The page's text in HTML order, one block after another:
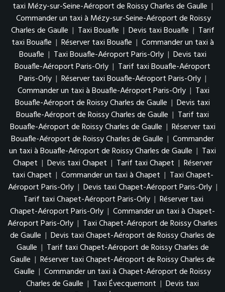
taxi Mézy-sur-Seine-Aéroport de Roissy Charles de Gaulle |
Commander un taxi à Mézy-sur-Seine-Aéroport de Roissy
Charles de Gaulle | Taxi Bouafle | Devis taxi Bouafle | Tarif
taxi Bouafle | Réserver taxi Bouafle | Commander un taxi à
Bouafle | Taxi Bouafle-Aéroport Paris-Orly | Devis taxi
Bouafle-Aéroport Paris-Orly | Tarif taxi Bouafle-Aéroport
Paris-Orly | Réserver taxi Bouafle-Aéroport Paris-Orly |
Commander un taxi à Bouafle-Aéroport Paris-Orly | Taxi
Bouafle-Aéroport de Roissy Charles de Gaulle | Devis taxi
Bouafle-Aéroport de Roissy Charles de Gaulle | Tarif taxi
Bouafle-Aéroport de Roissy Charles de Gaulle | Réserver taxi
Bouafle-Aéroport de Roissy Charles de Gaulle | Commander
un taxi à Bouafle-Aéroport de Roissy Charles de Gaulle | Taxi
Chapet | Devis taxi Chapet | Tarif taxi Chapet | Réserver
taxi Chapet | Commander un taxi à Chapet | Taxi Chapet-
Aéroport Paris-Orly | Devis taxi Chapet-Aéroport Paris-Orly |
Tarif taxi Chapet-Aéroport Paris-Orly | Réserver taxi
Chapet-Aéroport Paris-Orly | Commander un taxi à Chapet-
Aéroport Paris-Orly | Taxi Chapet-Aéroport de Roissy Charles
de Gaulle | Devis taxi Chapet-Aéroport de Roissy Charles de
Gaulle | Tarif taxi Chapet-Aéroport de Roissy Charles de
Gaulle | Réserver taxi Chapet-Aéroport de Roissy Charles de
Gaulle | Commander un taxi à Chapet-Aéroport de Roissy
Charles de Gaulle | Taxi Évecquemont | Devis taxi